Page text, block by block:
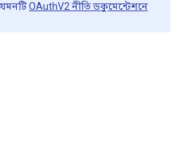
OAuthV2 নীতি ডকুমেন্টেশনে